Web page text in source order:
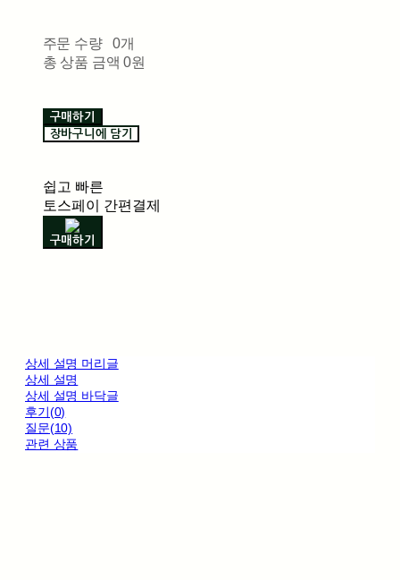
주문 수량
0개
총 상품 금액 0원
구매하기
장바구니에 담기
쉽고 빠른
토스페이 간편결제
구매하기
상세 설명 머리글
상세 설명
상세 설명 바닥글
후기(0)
질문(10)
관련 상품